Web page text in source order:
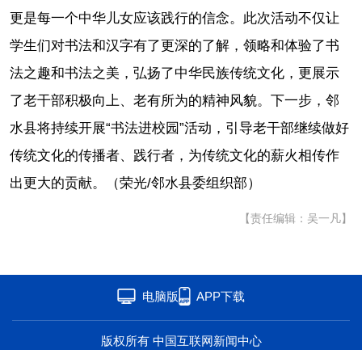
更是每一个中华儿女应该践行的信念。此次活动不仅让
学生们对书法和汉字有了更深的了解，领略和体验了书
法之趣和书法之美，弘扬了中华民族传统文化，更展示
了老干部积极向上、老有所为的精神风貌。下一步，邻
水县将持续开展“书法进校园”活动，引导老干部继续做好
传统文化的传播者、践行者，为传统文化的薪火相传作
出更大的贡献。（荣光/邻水县委组织部）
【责任编辑：吴一凡】
电脑版 APP下载
版权所有 中国互联网新闻中心